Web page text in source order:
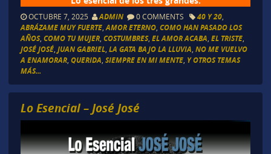
OCTUBRE 7, 2025 ADMIN 0 COMMENTS 40 Y 20,
ABRÁZAME MUY FUERTE, AMOR ETERNO, COMO HAN PASADO LOS
AÑOS, COMO TU MUJER, COSTUMBRES, EL AMOR ACABA EL TRISTE,
JOSÉ JOSÉ, JUAN GABRIEL, LA GATA BAJO LA LLUVIA NO ME VUELVO
A ENAMORAR, QUERIDA SIEMPRE EN MI MENTE, Y OTROS TEMAS
MÁS...
Lo Esencial – José José